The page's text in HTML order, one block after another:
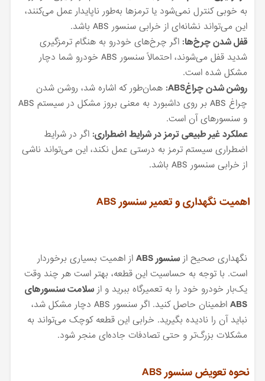
به خوبی کنترل نمی‌شود یا ترمزها به‌طور ناپایدار عمل می‌کنند،
این می‌تواند نشانه‌ای از خرابی سنسور ABS باشد.
قفل شدن چرخ‌ها: اگر چرخ‌های خودرو به هنگام ترمزگیری
شدید قفل می‌شوند، احتمالاً سنسور ABS خودرو شما دچار
مشکل شده است.
روشن شدن چراغABS:
همان‌طور که اشاره شد، روشن شدن
چراغ ABS بر روی داشبورد به معنی بروز مشکل در سیستم ABS
و سنسورهای آن است.
عملکرد غیر طبیعی ترمز در شرایط اضطراری: اگر در شرایط
اضطراری سیستم ترمز به درستی عمل نکند، این می‌تواند ناشی
از خرابی سنسور ABS باشد.
اهمیت نگهداری و تعمیر سنسور ABS
نگهداری صحیح ازسنسور ABS
از اهمیت بسیاری برخوردار
است. با توجه به حساسیت این قطعه، بهتر است هر چند وقت
یک‌بار خودرو خود را به تعمیرگاه ببرید و ازسلامت سنسورهای
ABS
اطمینان حاصل کنید. اگر سنسور ABS دچار مشکل شد،
نباید آن را نادیده بگیرید. خرابی این قطعه کوچک می‌تواند به
مشکلات بزرگ‌تر و حتی تصادفات جاده‌ای منجر شود.
نحوه تعویض سنسور ABS